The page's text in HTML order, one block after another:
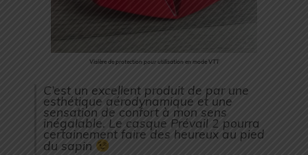
Visière de protection pour utilisation en mode VTT
C’est un excellent produit de par une
esthétique aérodynamique et une
sensation de confort à mon sens
inégalable. Le casque Prévail 2 pourra
certainement faire des heureux au pied
du sapin